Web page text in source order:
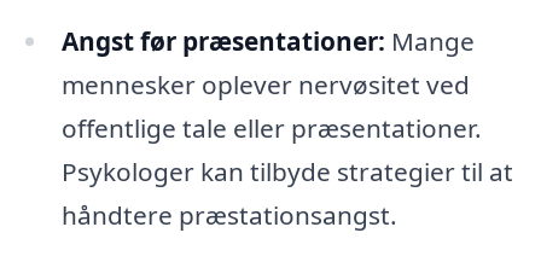
Angst før præsentationer: Mange
mennesker oplever nervøsitet ved
offentlige tale eller præsentationer.
Psykologer kan tilbyde strategier til at
håndtere præstationsangst.